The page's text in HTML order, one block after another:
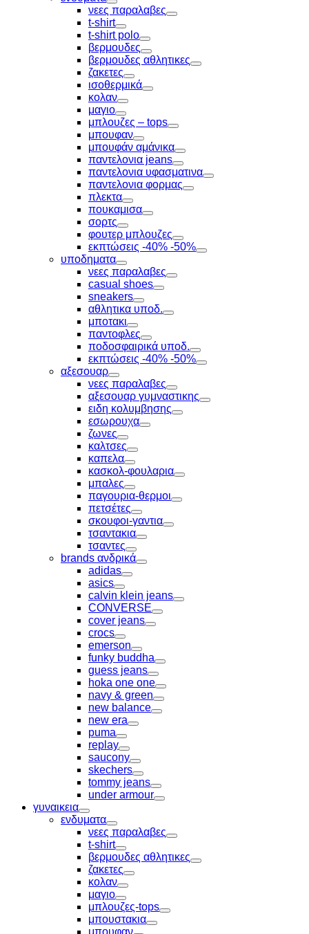
Toggle
νεες παραλαβες
Toggle
t-shirt
Toggle
t-shirt polo
Toggle
βερμουδες
Toggle
βερμουδες αθλητικες
Toggle
ζακετες
Toggle
ισοθερμικά
Toggle
κολαν
Toggle
μαγιο
Toggle
μπλουζες – tops
Toggle
μπουφαν
Toggle
μπουφάν αμάνικα
Toggle
παντελονια jeans
Toggle
παντελονια υφασματινα
Toggle
παντελονια φορμας
Toggle
πλεκτα
Toggle
πουκαμισα
Toggle
σορτς
Toggle
φουτερ μπλουζες
Toggle
εκπτώσεις -40% -50%
Toggle
υποδηματα
Toggle
νεες παραλαβες
Toggle
casual shoes
Toggle
sneakers
Toggle
αθλητικα υποδ.
Toggle
μποτακι
Toggle
παντοφλες
Toggle
ποδοσφαιρικά υποδ.
Toggle
εκπτώσεις -40% -50%
Toggle
αξεσουαρ
Toggle
νεες παραλαβες
Toggle
αξεσουαρ γυμναστικης
Toggle
ειδη κολυμβησης
Toggle
εσωρουχα
Toggle
ζωνες
Toggle
καλτσες
Toggle
καπελα
Toggle
κασκολ-φουλαρια
Toggle
μπαλες
Toggle
παγουρια-θερμοι
Toggle
πετσέτες
Toggle
σκουφοι-γαντια
Toggle
τσαντακια
Toggle
τσαντες
Toggle
brands ανδρικά
Toggle
adidas
Toggle
asics
Toggle
calvin klein jeans
Toggle
CONVERSE
Toggle
cover jeans
Toggle
crocs
Toggle
emerson
Toggle
funky buddha
Toggle
guess jeans
Toggle
hoka one one
Toggle
navy & green
Toggle
new balance
Toggle
new era
Toggle
puma
Toggle
replay
Toggle
saucony
Toggle
skechers
Toggle
tommy jeans
Toggle
under armour
Toggle
γυναικεια
Toggle
ενδυματα
Toggle
νεες παραλαβες
Toggle
t-shirt
Toggle
βερμουδες αθλητικες
Toggle
ζακετες
Toggle
κολαν
Toggle
μαγιο
Toggle
μπλουζες-tops
Toggle
μπουστακια
Toggle
μπουφαν